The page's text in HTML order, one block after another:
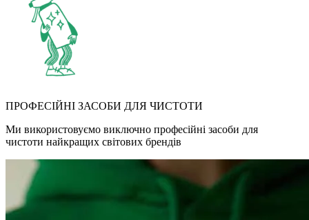
ПРОФЕСІЙНІ ЗАСОБИ ДЛЯ ЧИСТОТИ
Ми використовуємо виключно професійні засоби для
чистоти найкращих світових брендів